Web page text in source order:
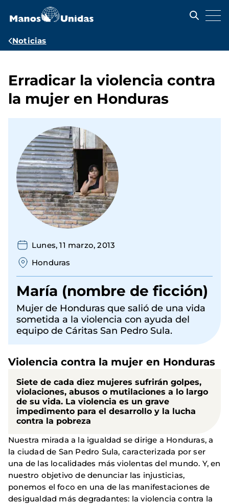
contenido
Ruta
navegación
Noticias
Erradicar la violencia contra
la mujer en Honduras
Lunes, 11 marzo, 2013
Honduras
María (nombre de ficción)
Mujer de Honduras que salió de una vida
sometida a la violencia con ayuda del
equipo de Cáritas San Pedro Sula.
Violencia contra la mujer en Honduras
Siete de cada diez mujeres sufrirán golpes,
violaciones, abusos o mutilaciones a lo largo
de su vida. La violencia es un grave
impedimento para el desarrollo y la lucha
contra la pobreza
Nuestra mirada a la igualdad se dirige a Honduras, a
la ciudad de San Pedro Sula, caracterizada por ser
una de las localidades más violentas del mundo. Y, en
nuestro objetivo de denunciar las injusticias,
ponemos el foco en una de las manifestaciones de
desigualdad más degradantes: la violencia contra la